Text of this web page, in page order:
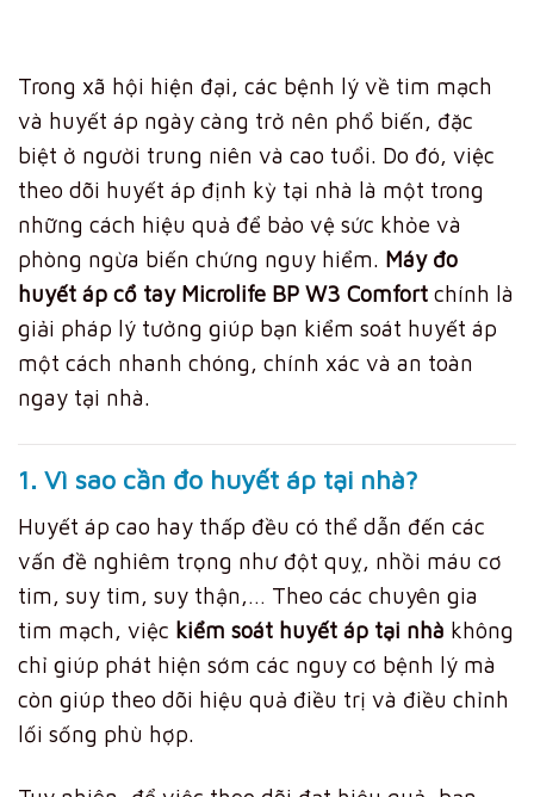
Trong xã hội hiện đại, các bệnh lý về tim mạch
và huyết áp ngày càng trở nên phổ biến, đặc
biệt ở người trung niên và cao tuổi. Do đó, việc
theo dõi huyết áp định kỳ tại nhà là một trong
những cách hiệu quả để bảo vệ sức khỏe và
phòng ngừa biến chứng nguy hiểm. Máy đo
huyết áp cổ tay Microlife BP W3 Comfort chính là
giải pháp lý tưởng giúp bạn kiểm soát huyết áp
một cách nhanh chóng, chính xác và an toàn
ngay tại nhà.
1. Vì sao cần đo huyết áp tại nhà?
Huyết áp cao hay thấp đều có thể dẫn đến các
vấn đề nghiêm trọng như đột quỵ, nhồi máu cơ
tim, suy tim, suy thận,… Theo các chuyên gia
tim mạch, việc kiểm soát huyết áp tại nhà không
chỉ giúp phát hiện sớm các nguy cơ bệnh lý mà
còn giúp theo dõi hiệu quả điều trị và điều chỉnh
lối sống phù hợp.